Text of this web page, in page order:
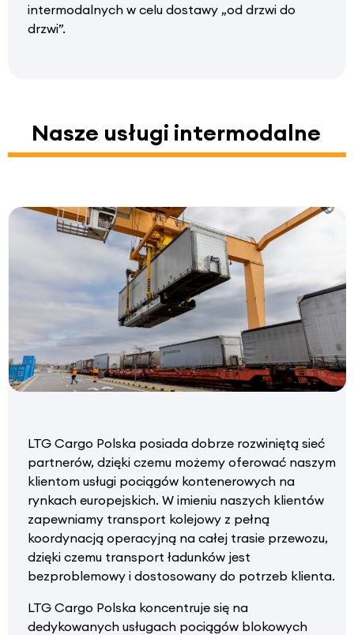
intermodalnych w celu dostawy „od drzwi do
drzwi”.
Nasze usługi intermodalne
LTG Cargo Polska posiada dobrze rozwiniętą sieć
partnerów, dzięki czemu możemy oferować naszym
klientom usługi pociągów kontenerowych na
rynkach europejskich. W imieniu naszych klientów
zapewniamy transport kolejowy z pełną
koordynacją operacyjną na całej trasie przewozu,
dzięki czemu transport ładunków jest
bezproblemowy i dostosowany do potrzeb klienta.
LTG Cargo Polska koncentruje się na
dedykowanych usługach pociągów blokowych